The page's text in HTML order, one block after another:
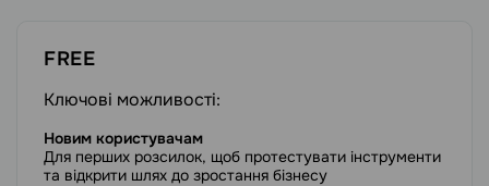
FREE
Ключові можливості:
Новим користувачам
Для перших розсилок, щоб протестувати інструменти
та відкрити шлях до зростання бізнесу